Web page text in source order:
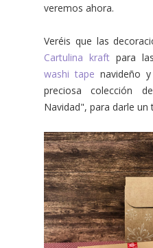
veremos ahora.
Veréis que las
Cartulina kraft para
washi tape navideño
preciosa colección
Navidad", para darle un